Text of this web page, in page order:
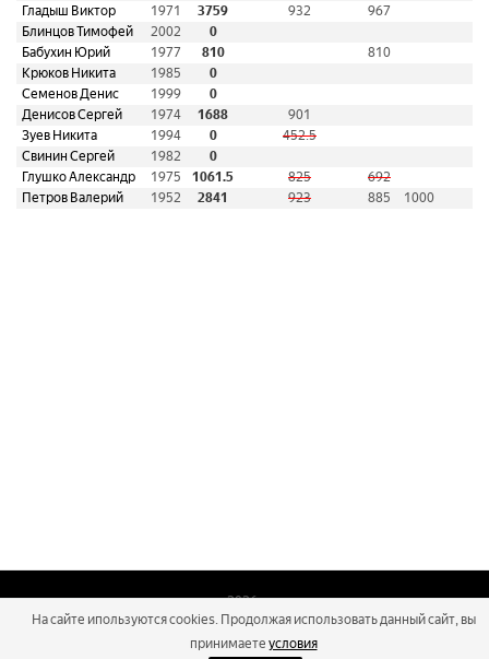
Гладыш Виктор
1971 3759 932
967
Блинцов Тимофей
2002
0
Бабухин Юрий
1977 810
810
Крюков Никита
1985
0
Семенов Денис
1999
0
Денисов Сергей
1974 1688
901
Зуев Никита
1994 0
452.5
Свинин Сергей
1982
0
Глушко Александр
1975 1061.5 825
692
Петров Валерий
1952 2841 923 885 1000
2026
Russialoppet ®
Серия лыжных марафонов
На сайте ипользуются cookies. Продолжая использовать данный сайт, вы
принимаете условия